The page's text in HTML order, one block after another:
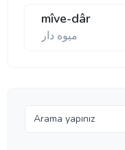
mîve-dâr
ميوه دار